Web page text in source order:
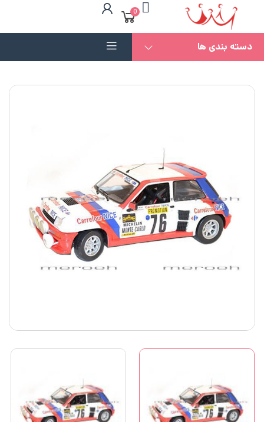
0
دسته بندی ها